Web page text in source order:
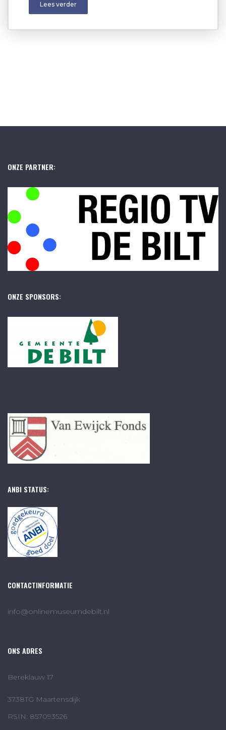
Lees verder
ONZE PARTNER:
ONZE SPONSORS:
ANBI STATUS:
CONTACTINFORMATIE
info@onlinemuseumdebilt.nl
ONS ADRES
Bereklauw 17
3738TG Maartensdijk
RSIN: 857093526